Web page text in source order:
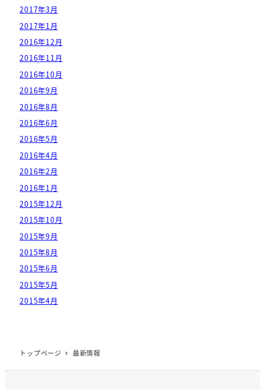
2017年3月
2017年1月
2016年12月
2016年11月
2016年10月
2016年9月
2016年8月
2016年6月
2016年5月
2016年4月
2016年2月
2016年1月
2015年12月
2015年10月
2015年9月
2015年8月
2015年6月
2015年5月
2015年4月
トップページ 最新情報